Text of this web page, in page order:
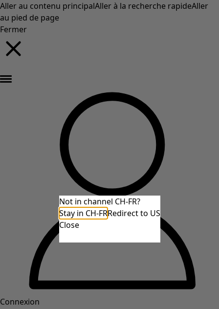
Aller au contenu principalAller à la recherche rapideAller
au pied de page
Fermer
Connexion
Not in channel CH-FR?
Stay in CH-FRRedirect to US
Close